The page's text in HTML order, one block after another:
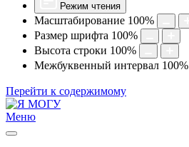
Режим чтения
Масштабирование 100%
Размер шрифта 100%
Высота строки 100%
Межбуквенный интервал 100%
Перейти к содержимому
Меню